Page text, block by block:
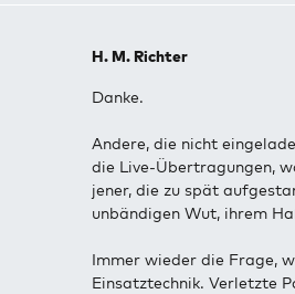
H. M. Richter
Danke.
Andere, die nicht
die Live-Übertragungen,
jener, die zu spät
unbändigen Wut, ihrem
Immer wieder die Frage,
Einsatztechnik. Verletzte